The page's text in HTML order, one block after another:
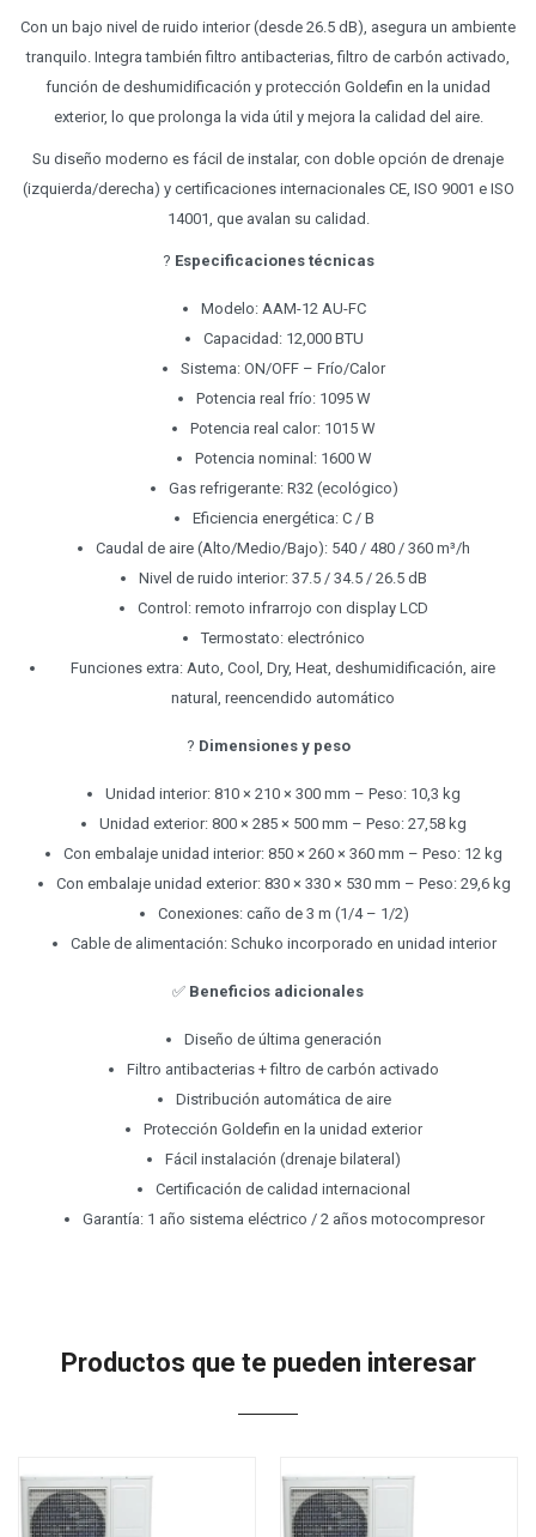
Con un bajo nivel de ruido interior (desde 26.5 dB), asegura un ambiente
tranquilo. Integra también filtro antibacterias, filtro de carbón activado,
función de deshumidificación y protección Goldefin en la unidad
exterior, lo que prolonga la vida útil y mejora la calidad del aire.
Su diseño moderno es fácil de instalar, con doble opción de drenaje
(izquierda/derecha) y certificaciones internacionales CE, ISO 9001 e ISO
14001, que avalan su calidad.
? Especificaciones técnicas
Modelo: AAM-12 AU-FC
Capacidad: 12,000 BTU
Sistema: ON/OFF – Frío/Calor
Potencia real frío: 1095 W
Potencia real calor: 1015 W
Potencia nominal: 1600 W
Gas refrigerante: R32 (ecológico)
Eficiencia energética: C / B
Caudal de aire (Alto/Medio/Bajo): 540 / 480 / 360 m³/h
Nivel de ruido interior: 37.5 / 34.5 / 26.5 dB
Control: remoto infrarrojo con display LCD
Termostato: electrónico
Funciones extra: Auto, Cool, Dry, Heat, deshumidificación, aire
natural, reencendido automático
? Dimensiones y peso
Unidad interior: 810 × 210 × 300 mm – Peso: 10,3 kg
Unidad exterior: 800 × 285 × 500 mm – Peso: 27,58 kg
Con embalaje unidad interior: 850 × 260 × 360 mm – Peso: 12 kg
Con embalaje unidad exterior: 830 × 330 × 530 mm – Peso: 29,6 kg
Conexiones: caño de 3 m (1/4 – 1/2)
Cable de alimentación: Schuko incorporado en unidad interior
✅ Beneficios adicionales
Diseño de última generación
Filtro antibacterias + filtro de carbón activado
Distribución automática de aire
Protección Goldefin en la unidad exterior
Fácil instalación (drenaje bilateral)
Certificación de calidad internacional
Garantía: 1 año sistema eléctrico / 2 años motocompresor
Productos que te pueden interesar